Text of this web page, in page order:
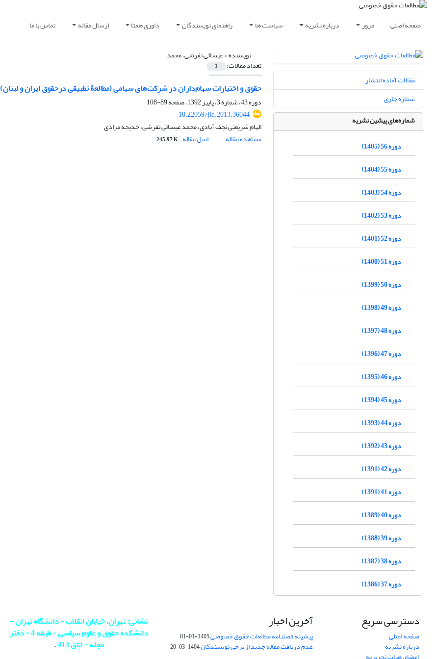
صفحه اصلی مرور درباره نشریه سیاست ها راهنمای نویسندگان داوری همتا ارسال مقاله تماس با ما
نویسنده =عیسائی تفرشی، محمد
تعداد مقالات: 1
حقوق و اختیارات سهام‌داران در شرکت‌های سهامی (مطالعۀ تطبیقی درحقوق ایران و لبنان)
دوره 43، شماره 3، پاییز 1392، صفحه
89-108
10.22059/jlq.2013.36044
الهام شریعتی نجف آبادی، محمد عیسائی تفرشی، خدیجه مرادی
مشاهده مقاله
اصل مقاله 245.97 K
مقالات آماده انتشار
شماره جاری
شماره‌های پیشین نشریه
دوره 56 (1405)
دوره 55 (1404)
دوره 54 (1403)
دوره 53 (1402)
دوره 52 (1401)
دوره 51 (1400)
دوره 50 (1399)
دوره 49 (1398)
دوره 48 (1397)
دوره 47 (1396)
دوره 46 (1395)
دوره 45 (1394)
دوره 44 (1393)
دوره 43 (1392)
دوره 42 (1391)
دوره 41 (1391)
دوره 40 (1389)
دوره 39 (1388)
دوره 38 (1387)
دوره 37 (1386)
دسترسی سریع
صفحه اصلی
درباره نشریه
آخرین اخبار
پیشینه فصلنامه مطالعات حقوق خصوصی1405-01-01
عدم دریافت مقاله جدید از برخی نویسندگان1404-03-20
نشانی: تهران، خیابان انقلاب - دانشگاه تهران -
دانشکده حقوق و علوم سیاسی - طبقه 4 - دفتر
مجله - اتاق 413
.